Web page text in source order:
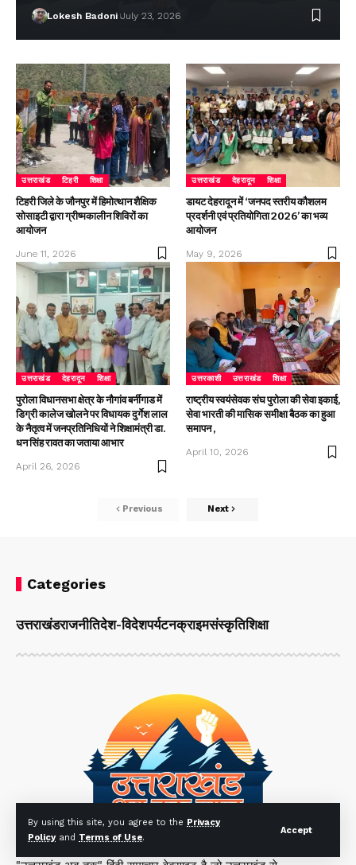
By using this site, you agree to the Privacy
Policyand Terms of Use.
Accept
Lokesh Badoni July 23, 2026
उत्तराखंड टिहरी शिक्षा
टिहरी जिले के जौनपुर में हिमोत्थान शैक्षिक
सोसाइटी द्वारा ग्रीष्मकालीन शिविरों का
आयोजन
June 11, 2026
उत्तराखंड देहरादून शिक्षा
डायट देहरादून में ‘जनपद स्तरीय कौशलम
प्रदर्शनी एवं प्रतियोगिता 2026’ का भव्य
आयोजन
May 9, 2026
उत्तराखंड देहरादून शिक्षा
पुरोला विधानसभा क्षेत्र के नौगांव बर्नीगाड में
डिग्री कालेज खोलने पर विधायक दुर्गेश लाल
के नैतृत्व में जनप्रतिनिधियों ने शिक्षामंत्री डा.
धन सिंह रावत का जताया आभार
April 26, 2026
उत्तरकाशी उत्तराखंड शिक्षा
राष्ट्रीय स्वयंसेवक संघ पुरोला की सेवा इकाई,
सेवा भारती की मासिक समीक्षा बैठक का हुआ
समापन ,
April 10, 2026
Previous Next
Categories
उत्तराखंडराजनीतिदेश-विदेशपर्यटनक्राइमसंस्कृतिशिक्षा